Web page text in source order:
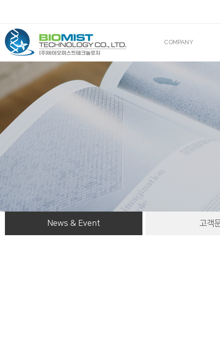
COMPANY
조직도
산업재산권
News & Event 고객